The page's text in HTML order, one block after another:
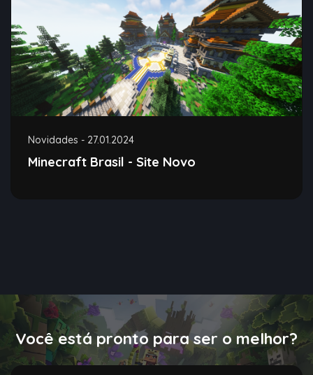
Novidades - 27.01.2024
Minecraft Brasil - Site Novo
Você está pronto para ser o melhor?